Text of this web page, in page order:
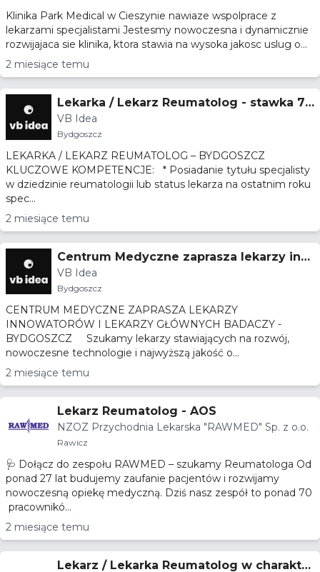
Klinika Park Medical w Cieszynie nawiaze wspolprace z
lekarzami specjalistami Jestesmy nowoczesna i dynamicznie
rozwijajaca sie klinika, ktora stawia na wysoka jakosc uslug o...
2 miesiące temu
Lekarka / Lekarz Reumatolog - stawka 7
5% – Bydgoszcz
VB Idea
Bydgoszcz
LEKARKA / LEKARZ REUMATOLOG – BYDGOSZCZ
KLUCZOWE KOMPETENCJE: * Posiadanie tytułu specjalisty
w dziedzinie reumatologii lub status lekarza na ostatnim roku
spec...
2 miesiące temu
Centrum Medyczne zaprasza lekarzy inn
owatorów i lekarzy głównych badaczy -
Bydgoszcz
VB Idea
Bydgoszcz
CENTRUM MEDYCZNE ZAPRASZA LEKARZY
INNOWATORÓW I LEKARZY GŁÓWNYCH BADACZY -
BYDGOSZCZ Szukamy lekarzy stawiających na rozwój,
nowoczesne technologie i najwyższą jakość o...
2 miesiące temu
Lekarz Reumatolog - AOS
NZOZ Przychodnia Lekarska "RAWMED" Sp. z o.o.
Rawicz
🩺 Dołącz do zespołu RAWMED – szukamy Reumatologa Od
ponad 27 lat budujemy zaufanie pacjentów i rozwijamy
nowoczesną opiekę medyczną. Dziś nasz zespół to ponad 70
pracownikó...
2 miesiące temu
Lekarz / Lekarka Reumatolog w charakter